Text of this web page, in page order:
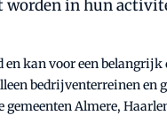
worden in hun
kan voor een
bedrijventerreinen
Almere,